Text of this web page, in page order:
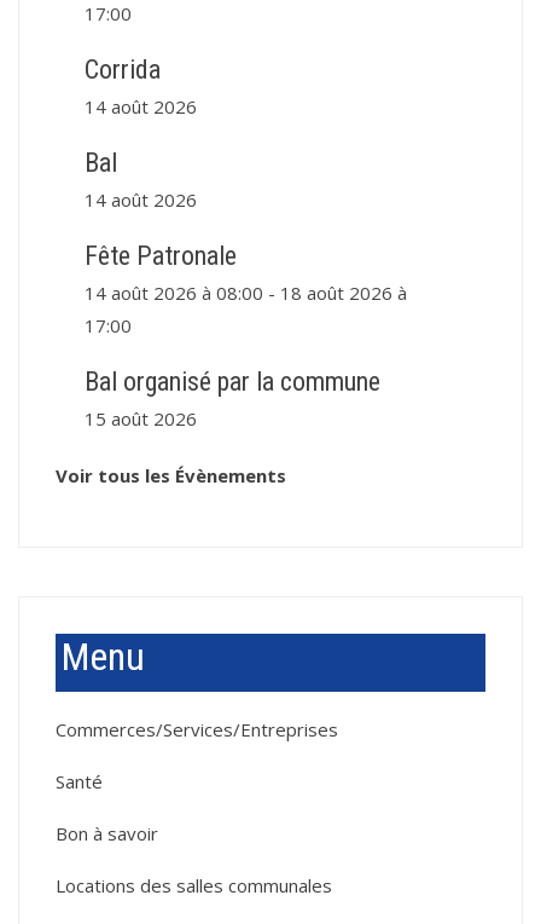
17:00
Corrida
14 août 2026
Bal
14 août 2026
Fête Patronale
14 août 2026 à 08:00 - 18 août 2026 à
17:00
Bal organisé par la commune
15 août 2026
Voir tous les Évènements
Menu
Commerces/Services/Entreprises
Santé
Bon à savoir
Locations des salles communales